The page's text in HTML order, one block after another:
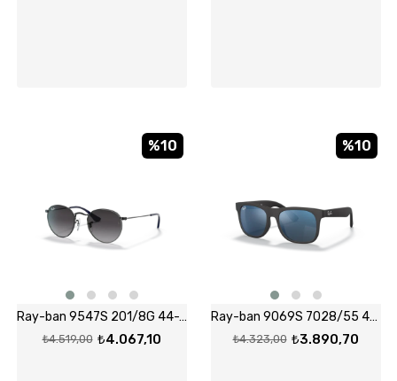
Ray-ban 9547S 201/8G 44-19 Güneş Gözlüğü
₺4.067,10
₺4.519,00
%10
Ray-ban 9069S 7028/55 48-16 Güneş Gözlüğü
₺3.890,70
₺4.323,00
%10